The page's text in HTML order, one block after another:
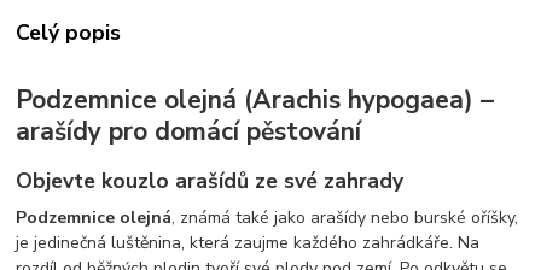
Celý popis
Podzemnice olejná (Arachis hypogaea) –
arašídy pro domácí pěstování
Objevte kouzlo arašídů ze své zahrady
Podzemnice olejná, známá také jako arašídy nebo burské oříšky,
je jedinečná luštěnina, která zaujme každého zahrádkáře. Na